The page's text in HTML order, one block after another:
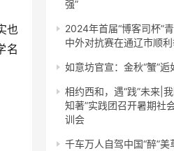
也
名
强”
2024年首届“博客司杯”
中外对抗赛在通辽市顺
如意坊官宣：金秋“蟹”逅
相约西和，遇“践”未来|
知著”实践团召开暑期社
训会
千车万人自驾中国“醉”美